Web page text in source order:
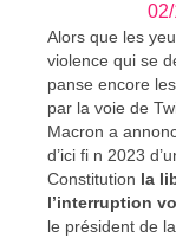
Alors que les
violence qui se
panse encore
par la voie de
Macron a
d’ici fi n 2023
Constitution la
l’interruption
le président de